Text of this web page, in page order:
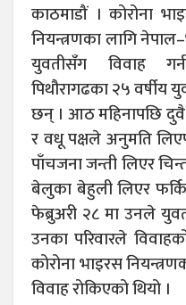
काठमाडौं । कोरोना
नियन्त्रणका लागि
युवतीसँग विवाह
पिथौरागढका २५ वर्षीय
छन् । आठ महिनापछि
र वधू पक्षले अनुमति
पाँचजना जन्ती लिएर
बेलुका बेहुली लिएर
फेब्रुअरी २८ मा उनले
उनका परिवारले
कोरोना भाइरस
विवाह रोकिएको थियो ।